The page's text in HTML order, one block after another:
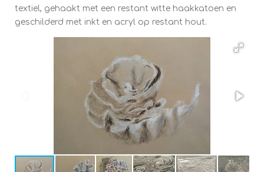
textiel, gehaakt met een restant witte haakkatoen en
geschilderd met inkt en acryl op restant hout.